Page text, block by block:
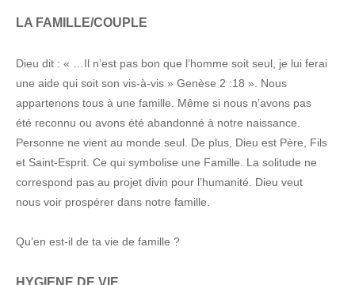
LA FAMILLE/COUPLE
Dieu dit : « …Il n’est pas bon que l’homme soit seul, je lui ferai
une aide qui soit son vis-à-vis » Genèse 2 :18 ». Nous
appartenons tous à une famille. Même si nous n’avons pas
été reconnu ou avons été abandonné à notre naissance.
Personne ne vient au monde seul. De plus, Dieu est Père, Fils
et Saint-Esprit. Ce qui symbolise une Famille. La solitude ne
correspond pas au projet divin pour l’humanité. Dieu veut
nous voir prospérer dans notre famille.
Qu’en est-il de ta vie de famille ?
HYGIENE DE VIE